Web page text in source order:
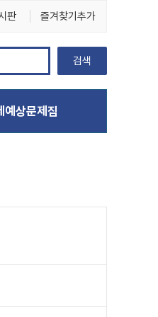
판 즐겨찾기추가